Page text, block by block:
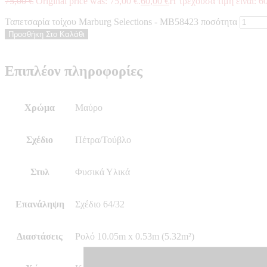
Ταπετσαρία τοίχου Marburg Selections - MB58423 ποσότητα
Προσθήκη Στο Καλάθι
Επιπλέον πληροφορίες
Χρώμα Μαύρο
Σχέδιο Πέτρα/Τούβλο
Στυλ Φυσικά Υλικά
Επανάληψη Σχέδιο 64/32
Διαστάσεις Ρολό 10.05m x 0.53m (5.32m²)